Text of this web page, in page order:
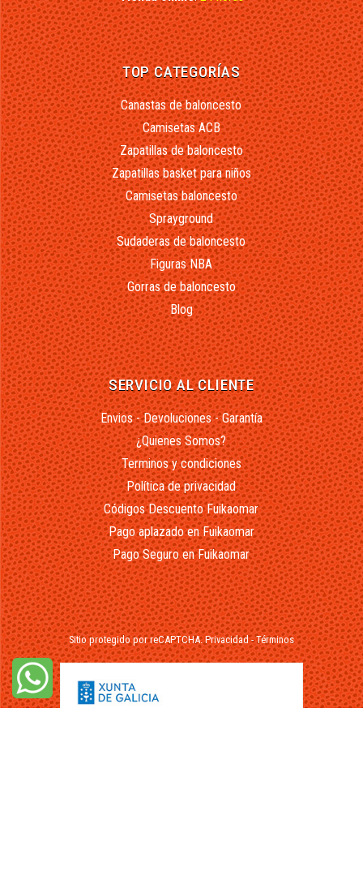
TOP CATEGORÍAS
Canastas de baloncesto
Camisetas ACB
Zapatillas de baloncesto
Zapatillas basket para niños
Camisetas baloncesto
Sprayground
Sudaderas de baloncesto
Figuras NBA
Gorras de baloncesto
Blog
SERVICIO AL CLIENTE
Envios - Devoluciones - Garantía
¿Quienes Somos?
Terminos y condiciones
Política de privacidad
Códigos Descuento Fuikaomar
Pago aplazado en Fuikaomar
Pago Seguro en Fuikaomar
Sitio protegido por reCAPTCHA.Privacidad-Términos